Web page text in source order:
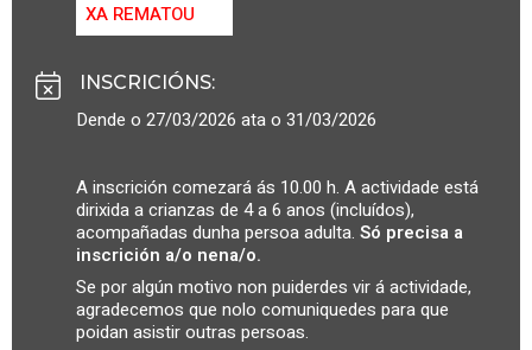
XA REMATOU
INSCRICIÓNS:
Dende o 27/03/2026 ata o 31/03/2026
A inscrición comezará ás 10.00 h. A actividade está
dirixida a crianzas de 4 a 6 anos (incluídos),
acompañadas dunha persoa adulta. Só precisa a
inscrición a/o nena/o.
Se por algún motivo non puiderdes vir á actividade,
agradecemos que nolo comuniquedes para que
poidan asistir outras persoas.